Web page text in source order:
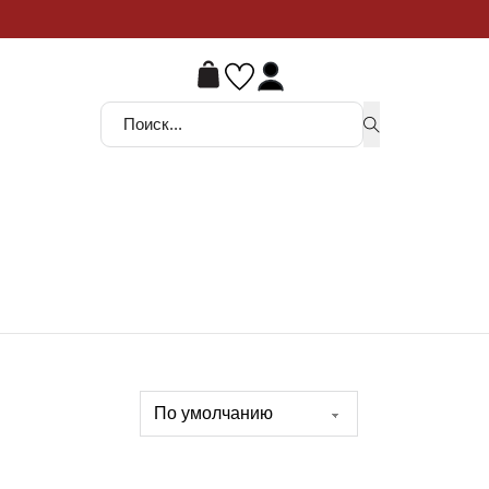
шанс
Поиск ...